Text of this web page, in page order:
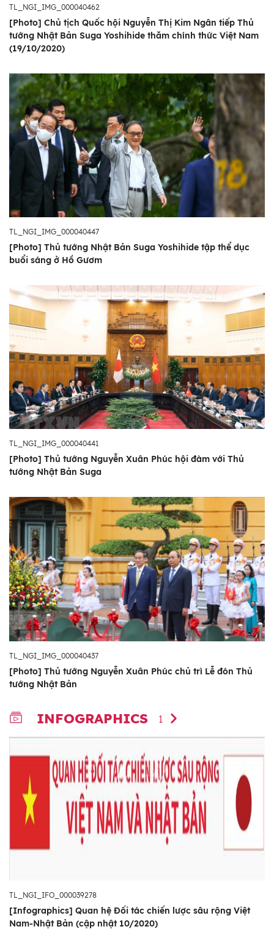
TL_NGI_IMG_000040462
[Photo] Chủ tịch Quốc hội Nguyễn Thị Kim Ngân tiếp Thủ
tướng Nhật Bản Suga Yoshihide thăm chính thức Việt Nam
(19/10/2020)
TL_NGI_IMG_000040447
[Photo] Thủ tướng Nhật Bản Suga Yoshihide tập thể dục
buổi sáng ở Hồ Gươm
TL_NGI_IMG_000040441
[Photo] Thủ tướng Nguyễn Xuân Phúc hội đàm với Thủ
tướng Nhật Bản Suga
TL_NGI_IMG_000040437
[Photo] Thủ tướng Nguyễn Xuân Phúc chủ trì Lễ đón Thủ
tướng Nhật Bản
INFOGRAPHICS 1
TL_NGI_IFO_000039278
[Infographics] Quan hệ Đối tác chiến lược sâu rộng Việt
Nam-Nhật Bản (cập nhật 10/2020)